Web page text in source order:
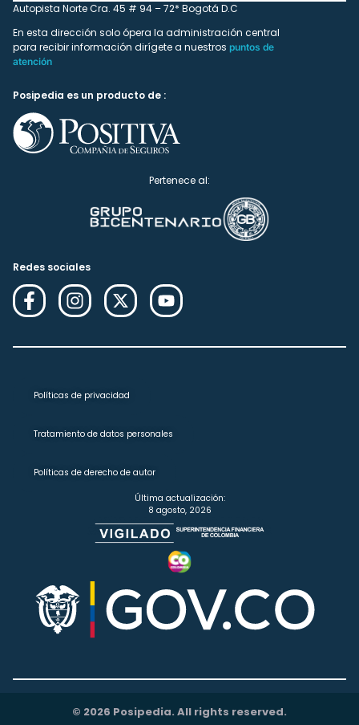
Autopista Norte Cra. 45 # 94 – 72* Bogotá D.C
En esta dirección solo ópera la administración central
para recibir información dirígete a nuestros puntos de
atención
Posipedia es un producto de :
Pertenece al:
Redes sociales
Políticas de privacidad
Tratamiento de datos personales
Políticas de derecho de autor
Última actualización:
8 agosto, 2026
© 2026 Posipedia. All rights reserved.